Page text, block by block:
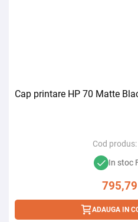
Cap printare HP 70 Matte
Cod produs:
In stoc
795,79
ADAUGA IN